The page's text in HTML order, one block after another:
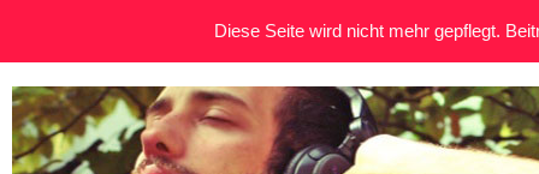
Diese Seite wird nicht mehr gepflegt.